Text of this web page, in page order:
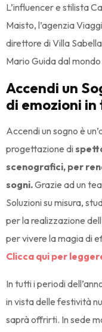
L’influencer e stilista
Maisto, l’agenzia
direttore di Villa
Mario Guida dal
Accendi un
di emozioni in
Accendi un sogno è
progettazione di
scenografici, per
sogni.Grazie ad un
Soluzioni su misura,
per la realizzazione
per vivere la magia di
Clicca qui per
In tutti i periodi
in vista delle festività
saprà offrirti. In sede